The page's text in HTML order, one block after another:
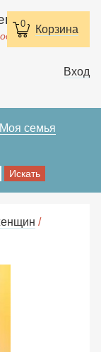
0 Корзина
спасется.
Вход
Моя семья
/